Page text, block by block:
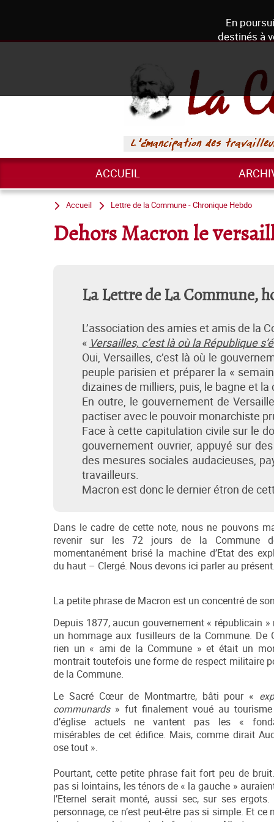
En
destinés à
ACCUEIL
Accueil Lettre de la Commune - Chronique Hebdo
Dehors Macron le
La Lettre de La Commune,
L’association des amies et amis de la
« Versailles, c’est là où la République
Oui, Versailles, c’est là où le
peuple parisien et préparer la «
dizaines de milliers, puis, le bagne et
En outre, le gouvernement de
pactiser avec le pouvoir monarchiste
Face à cette capitulation civile sur le
gouvernement ouvrier, appuyé sur
des mesures sociales audacieuses,
travailleurs.
Macron est donc le dernier étron de
Dans le cadre de cette note, nous ne pouvons
revenir sur les 72 jours de la Commune
momentanément brisé la machine d’Etat des
du haut – Clergé. Nous devons ici parler au
La petite phrase de Macron est un concentré de
Depuis 1877, aucun gouvernement « républicain »
un hommage aux fusilleurs de la Commune. De
rien un « ami de la Commune » et était un
montrait toutefois une forme de respect militaire
de la Commune.
Le Sacré Cœur de Montmartre, bâti pour «
communards» fut finalement voué au
d’église actuels ne vantent pas les «
misérables de cet édifice. Mais, comme dirait
ose tout ».
Pourtant, cette petite phrase fait fort peu de
pas si lointains, les ténors de « la gauche »
l’Eternel serait monté, aussi sec, sur ses
personnage, ce n’est peut-être pas si simple. Et